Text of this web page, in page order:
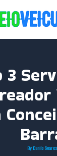
3
ByDanilo Soares